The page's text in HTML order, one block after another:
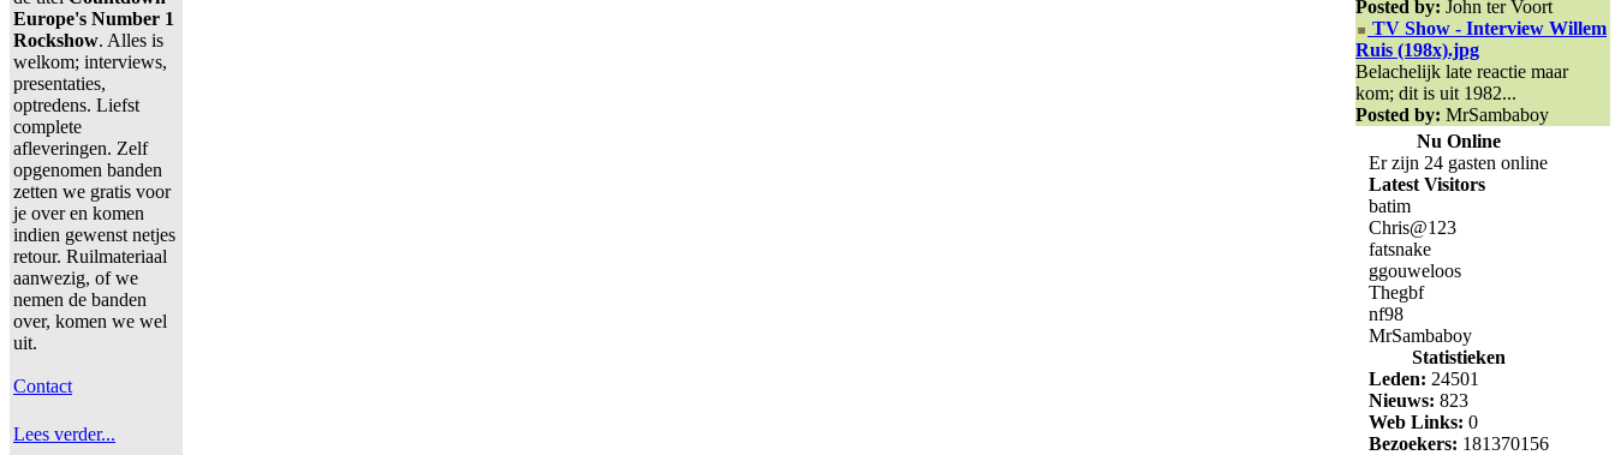
Europe's Number 1
Rockshow. Alles is
welkom; interviews,
presentaties,
optredens. Liefst
complete
afleveringen. Zelf
opgenomen banden
zetten we gratis voor
je over en komen
indien gewenst netjes
retour. Ruilmateriaal
aanwezig, of we
nemen de banden
over, komen we wel
uit.
Contact
Lees verder...
Posted by: John ter Voort
TV Show - Interview Willem
Ruis (198x).jpg
Belachelijk late reactie maar
kom; dit is uit 1982...
Posted by: MrSambaboy
Nu Online
Er zijn 24 gasten online
Latest Visitors
batim
Chris@123
fatsnake
ggouweloos
Thegbf
nf98
MrSambaboy
Statistieken
Leden: 24501
Nieuws: 823
Web Links: 0
Bezoekers: 181370156